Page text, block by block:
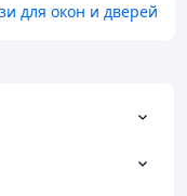
для окон и дверей